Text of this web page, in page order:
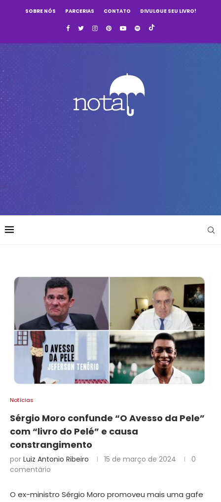
SOBRE NÓS PARCERIAS CONTATO DIVULGUE SEU LIVRO!
Notícias
Sérgio Moro confunde “O Avesso da Pele”
com “livro do Pelé” e causa
constrangimento
por Luiz Antonio Ribeiro 15 de março de 2024
0
comentário
O ex-ministro Sérgio Moro promoveu mais uma gafe